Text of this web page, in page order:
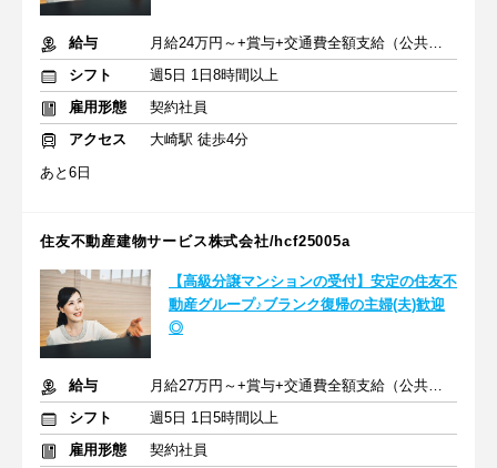
給与
月給24万円～+賞与+交通費全額支給（公共交通機関のみ）
シフト
週5日 1日8時間以上
雇用形態
契約社員
アクセス
大崎駅 徒歩4分
あと6日
住友不動産建物サービス株式会社/hcf25005a
【高級分譲マンションの受付】安定の住友不
動産グループ♪ブランク復帰の主婦(夫)歓迎
◎
給与
月給27万円～+賞与+交通費全額支給（公共交通機関のみ）
シフト
週5日 1日5時間以上
雇用形態
契約社員